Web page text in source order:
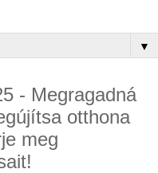
▼
- Megragadná
otthona
meg